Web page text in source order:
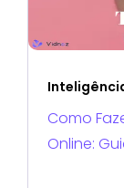
Como
Online: